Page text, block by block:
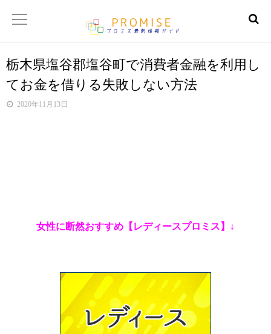
返済金額シュミレーター
【サイトマップ】
栃木県塩谷郡塩谷町で消費者金融を利用し
てお金を借りる失敗しない方法
2020年11月13日
女性に断然おすすめ【レディースプロミス】↓